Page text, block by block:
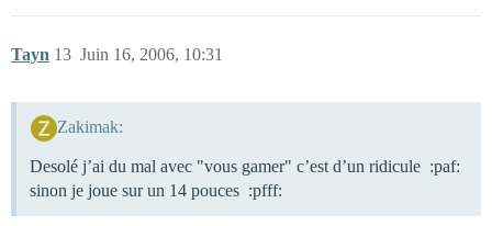
Tayn Juin 16, 2006, 10:31
13
Zakimak:
Desolé j’ai du mal avec "vous gamer" c’est d’un ridicule :paf:
sinon je joue sur un 14 pouces :pfff: